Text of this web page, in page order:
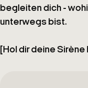
begleiten dich -
unterwegs bist.
[Hol dir deine Sirène